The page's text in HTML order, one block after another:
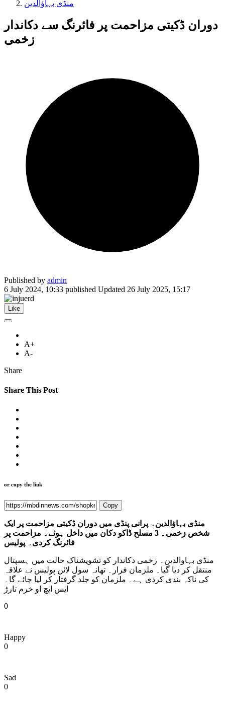
منڈی بہاؤالدین
دوران ڈکیتی مزاحمت پر فائرنگ سے دکاندار
زخمی
Published by admin
6 July 2024, 10:33 published Updated 26 July 2025, 15:17
Like
A+
A-
Share
Share This Post
or copy the link
Copy
منڈی بہاؤالدین۔ پرانی پنڈی میں دوران ڈکیتی مزاحمت پر ایک
شخص زخمی۔ 3 مسلح ڈاکو دکان میں داخل ہوئے۔ مزاحمت پر
فائرنگ کردی۔ پولیس
منڈی بہاوالدین۔ زخمی دکاندار کو تشویشناک حالت میں ہسپتال
منتقل کر دیا گیا۔ ملزمان فرار۔ تھانہ سول لائن پولیس نے علاقہ
کی ناکہ بندی کردی ہے۔ ملزمان کو جلد گرفتار کر لیا جائے گا۔
ایس ایچ او خرم تارڑ
0
Happy
0
Sad
0